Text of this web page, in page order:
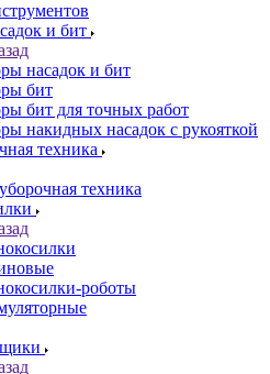
и бит
насадок и бит
бит
бит для точных работ
накидных насадок с рукояткой
техника
техника
роботы